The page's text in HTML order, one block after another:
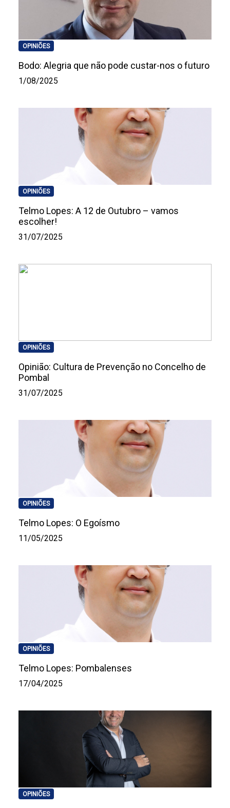
OPINIÕES
Bodo: Alegria que não pode custar-nos o futuro
1/08/2025
OPINIÕES
Telmo Lopes: A 12 de Outubro – vamos
escolher!
31/07/2025
OPINIÕES
Opinião: Cultura de Prevenção no Concelho de
Pombal
31/07/2025
OPINIÕES
Telmo Lopes: O Egoísmo
11/05/2025
OPINIÕES
Telmo Lopes: Pombalenses
17/04/2025
OPINIÕES